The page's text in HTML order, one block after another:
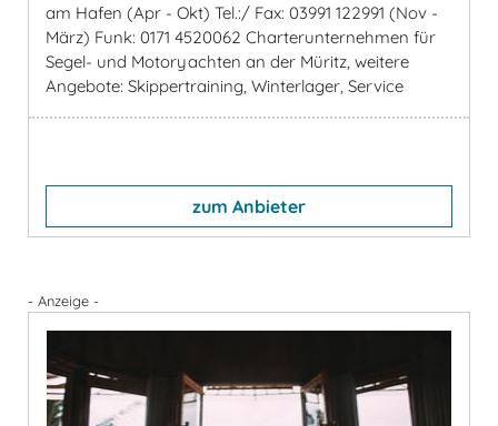
am Hafen (Apr - Okt) Tel.:/ Fax: 03991 122991 (Nov -
März) Funk: 0171 4520062 Charterunternehmen für
Segel- und Motoryachten an der Müritz, weitere
Angebote: Skippertraining, Winterlager, Service
zum Anbieter
- Anzeige -